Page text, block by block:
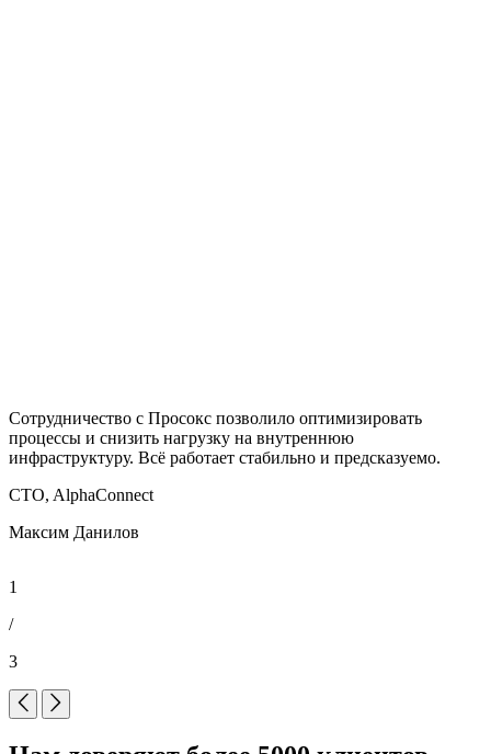
Сотрудничество с Просокс позволило оптимизировать
процессы и снизить нагрузку на внутреннюю
инфраструктуру. Всё работает стабильно и предсказуемо.
CTO, AlphaConnect
Максим Данилов
1
/
3